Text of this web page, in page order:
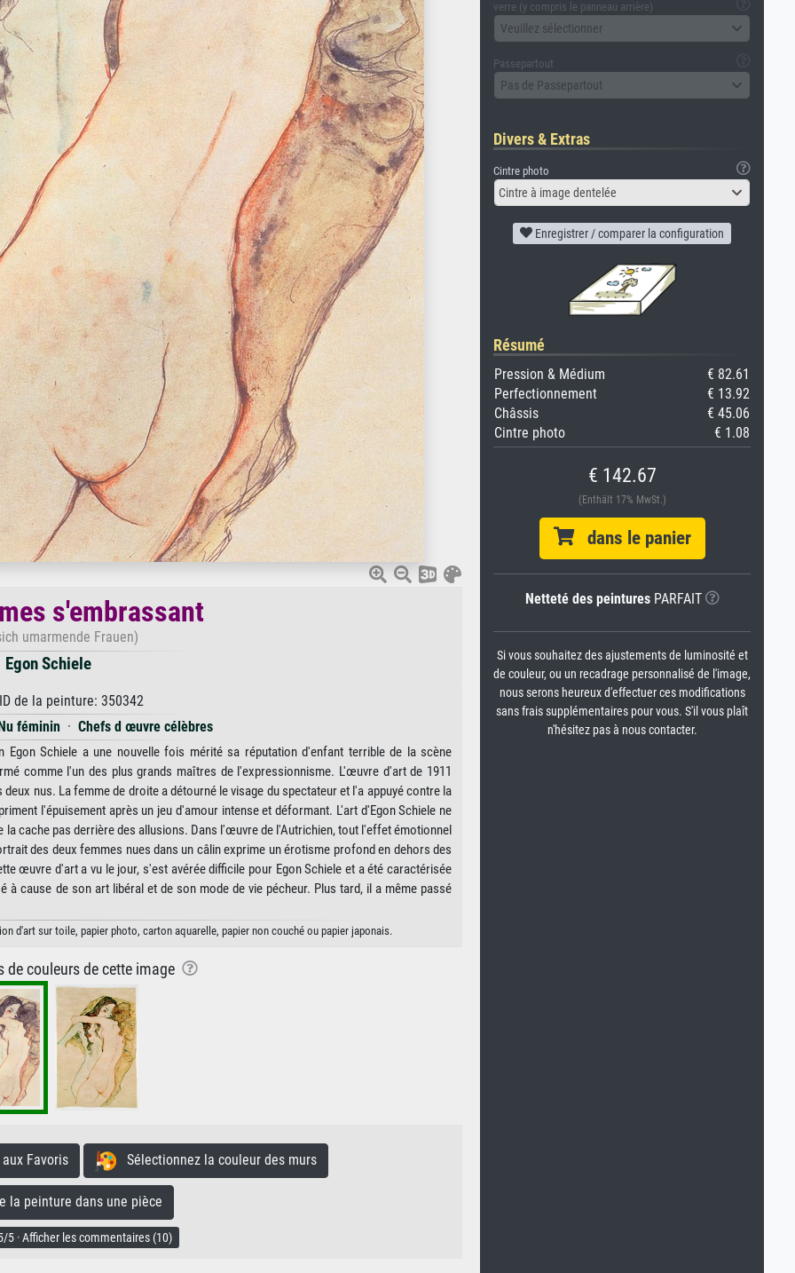
s'embrassant
umarmende Frauen)
Egon Schiele
de la peinture: 350342
féminin · Chefs d œuvre célèbres
Egon Schiele a une nouvelle fois mérité sa réputation d'enfant terrible de la scène
comme l'un des plus grands maîtres de l'expressionnisme. L'œuvre d'art de 1911
nus. La femme de droite a détourné le visage du spectateur et l'a appuyé contre la
l'épuisement après un jeu d'amour intense et déformant. L'art d'Egon Schiele ne
la cache pas derrière des allusions. Dans l'œuvre de l'Autrichien, tout l'effet émotionnel
des deux femmes nues dans un câlin exprime un érotisme profond en dehors des
œuvre d'art a vu le jour, s'est avérée difficile pour Egon Schiele et a été caractérisée
cause de son art libéral et de son mode de vie pécheur. Plus tard, il a même passé
d'art sur toile, papier photo, carton aquarelle, papier non couché ou papier japonais.
de couleurs de cette image
Favoris Sélectionnez la couleur des murs
peinture dans une pièce
5 · Afficher les commentaires (10)
verre (y compris le panneau arrière)
Veuillez sélectionner
Passepartout
Pas de Passepartout
Divers & Extras
Cintre photo
Cintre à image dentelée
Enregistrer / comparer la configuration
Résumé
Pression & Médium
€ 82.61
Perfectionnement
€ 13.92
Châssis
€ 45.06
Cintre photo
€ 1.08
€ 142.67
(Enthält 17% MwSt.)
dans le panier
Netteté des peinturesPARFAIT
Si vous souhaitez des ajustements de luminosité et
de couleur, ou un recadrage personnalisé de l'image,
nous serons heureux d'effectuer ces modifications
sans frais supplémentaires pour vous. S'il vous plaît
n'hésitez pas à nous contacter.